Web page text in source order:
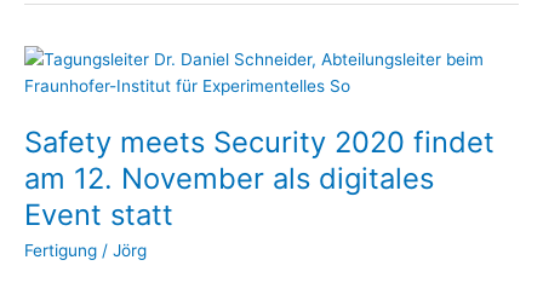
Safety meets Security 2020 findet
am 12. November als digitales
Event statt
Fertigung / Jörg
Safety
meets
2020
am
12.
November